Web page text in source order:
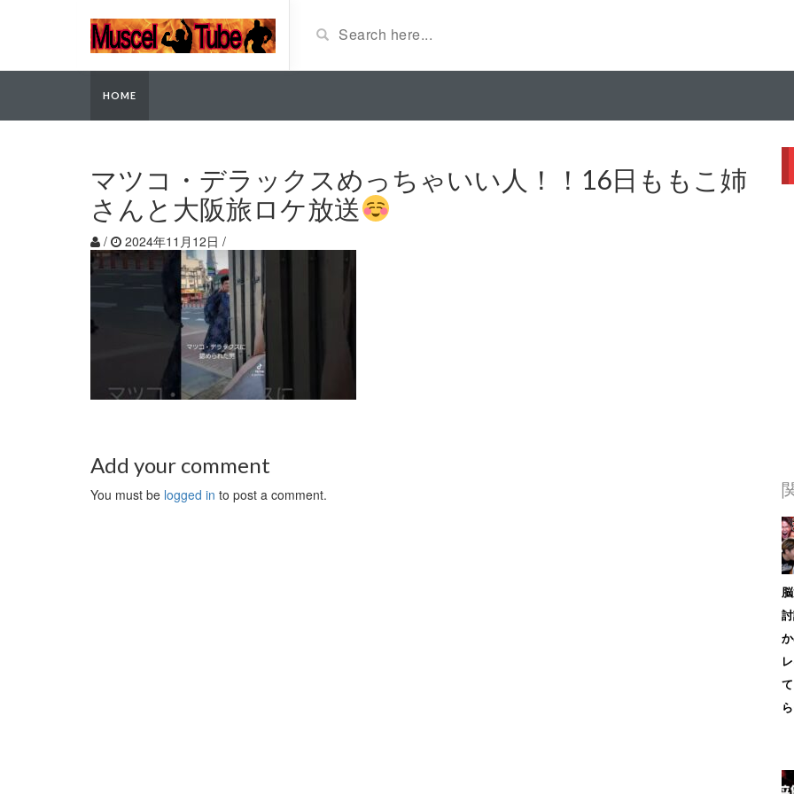
HOME
マツコ・デラックスめっちゃいい人！！16日ももこ姉
さんと大阪旅ロケ放送
/ 2024年11月12日 /
Add your comment
You must be logged in to post a comment.